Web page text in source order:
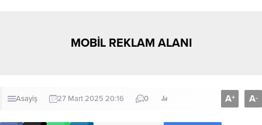
MOBİL REKLAM ALANI
Asayiş 27 Mart 2025 20:16 0 A+ A-